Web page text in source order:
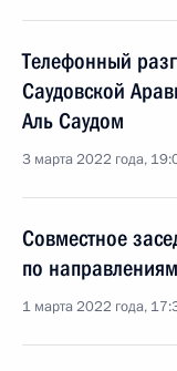
Телефонный
Саудовской
Аль Саудом
3 марта 2022 года,
Совместное
по
1 марта 2022 года,